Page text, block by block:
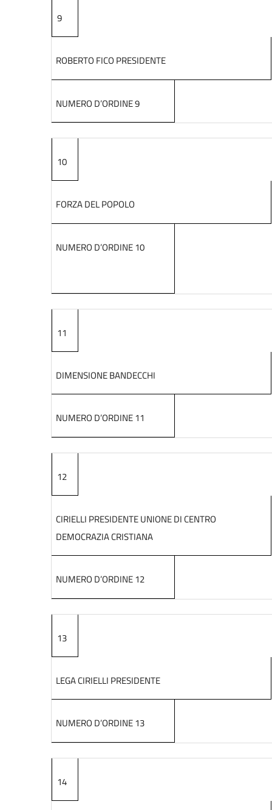
9
ROBERTO FICO PRESIDENTE
NUMERO D’ORDINE 9
10
FORZA DEL POPOLO
NUMERO D’ORDINE 10
11
DIMENSIONE BANDECCHI
NUMERO D’ORDINE 11
12
CIRIELLI PRESIDENTE UNIONE DI CENTRO
DEMOCRAZIA CRISTIANA
NUMERO D’ORDINE 12
13
LEGA CIRIELLI PRESIDENTE
NUMERO D’ORDINE 13
14